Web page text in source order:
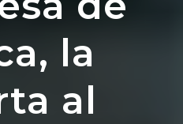
la
al